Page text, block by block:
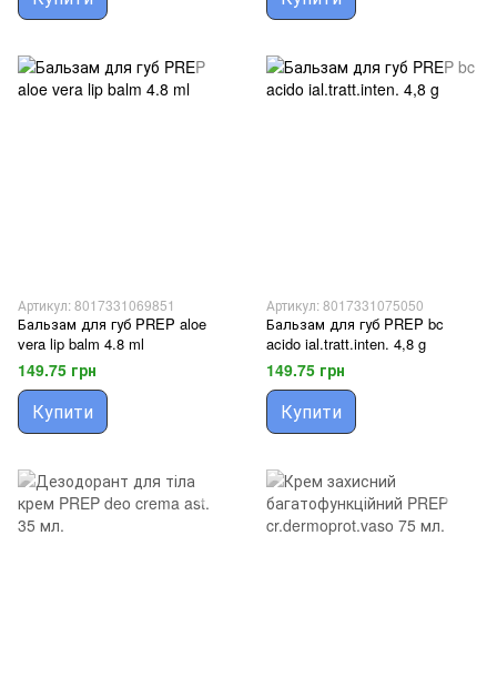
Артикул: 8017331069851
Бальзам для губ PREP aloe
vera lip balm 4.8 ml
149.75 грн
Купити
Артикул: 8017331075050
Бальзам для губ PREP bc
acido ial.tratt.inten. 4,8 g
149.75 грн
Купити